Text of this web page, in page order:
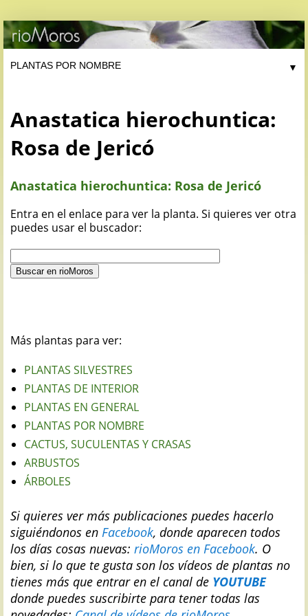
▼
Anastatica hierochuntica:
Rosa de Jericó
Anastatica hierochuntica: Rosa de Jericó
Entra en el enlace para ver la planta. Si quieres ver otra
puedes usar el buscador:
Más plantas para ver:
PLANTAS SILVESTRES
PLANTAS DE INTERIOR
PLANTAS EN GENERAL
PLANTAS POR NOMBRE
CACTUS, SUCULENTAS Y CRASAS
ARBUSTOS
ÁRBOLES
Si quieres ver más publicaciones puedes hacerlo
siguiéndonos en Facebook, donde aparecen todos
los días cosas nuevas: rioMoros en Facebook. O
bien, si lo que te gusta son los vídeos de plantas no
tienes más que entrar en el canal de YOUTUBE
donde puedes suscribirte para tener todas las